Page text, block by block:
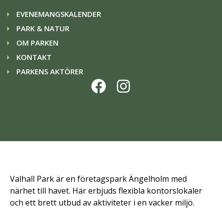
EVENEMANGSKALENDER
PARK & NATUR
OM PARKEN
KONTAKT
PARKENS AKTÖRER
Valhall Park är en företagspark Ängelholm med
närhet till havet. Här erbjuds flexibla kontorslokaler
och ett brett utbud av aktiviteter i en vacker miljö.